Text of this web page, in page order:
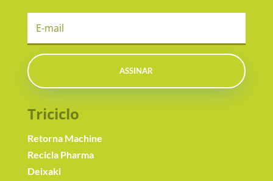
ASSINAR
Triciclo
Retorna Machine
Recicla Pharma
Deixaki